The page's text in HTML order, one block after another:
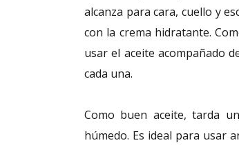
alcanza para cara, cuello y
con la crema hidratante.
usar el aceite acompañado
cada una.
Como buen aceite, tarda
húmedo. Es ideal para usar